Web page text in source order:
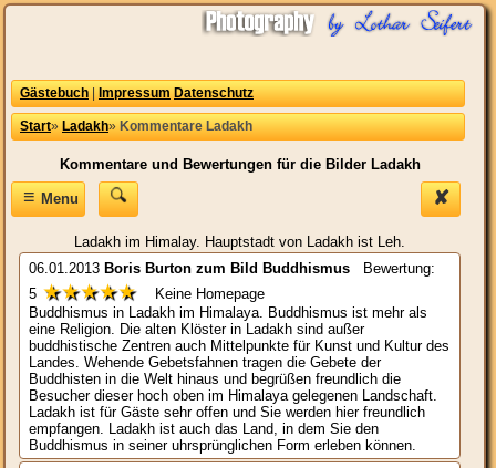
Gästebuch Impressum Datenschutz
Start» Ladakh» Kommentare Ladakh
Kommentare und Bewertungen für die Bilder Ladakh
✘
≡Menu
Ladakh im Himalay. Hauptstadt von Ladakh ist Leh.
06.01.2013 Boris Burton zum Bild Buddhismus Bewertung:
5 ★★★★★
Keine Homepage
Buddhismus in Ladakh im Himalaya. Buddhismus ist mehr als
eine Religion. Die alten Klöster in Ladakh sind außer
buddhistische Zentren auch Mittelpunkte für Kunst und Kultur des
Landes. Wehende Gebetsfahnen tragen die Gebete der
Buddhisten in die Welt hinaus und begrüßen freundlich die
Besucher dieser hoch oben im Himalaya gelegenen Landschaft.
Ladakh ist für Gäste sehr offen und Sie werden hier freundlich
empfangen. Ladakh ist auch das Land, in dem Sie den
Buddhismus in seiner uhrsprünglichen Form erleben können.